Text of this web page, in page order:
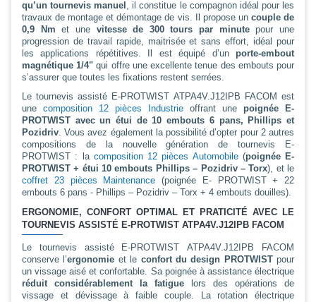
qu’un tournevis manuel , il constitue le compagnon idéal pour les
travaux de montage et démontage de vis. Il propose un couple de
0,9 Nm et une vitesse de 300 tours par minutepour une
progression de travail rapide, maitrisée et sans effort, idéal pour
les applications répétitives. Il est équipé d’unporte-embout
magnétique 1/4" qui offre une excellente tenue des embouts pour
s’assurer que toutes les fixations restent serrées.
Le tournevis assisté E-PROTWIST ATPA4V.J12IPB FACOM est
une composition 12 pièces Industrie offrant une poignée E-
PROTWIST avec un étui de 10 embouts 6 pans, Phillips et
Pozidriv. Vous avez également la possibilité d’opter pour 2 autres
compositions de la nouvelle génération de tournevis E-
PROTWIST : la composition 12 pièces Automobile(poignée E-
PROTWIST + étui 10 embouts Phillips – Pozidriv – Torx), et le
coffret 23 pièces Maintenance (poignée E- PROTWIST + 22
embouts 6 pans - Phillips – Pozidriv – Torx + 4 embouts douilles).
ERGONOMIE, CONFORT OPTIMAL ET PRATICITÉ AVEC LE
TOURNEVIS ASSISTÉ E-PROTWIST ATPA4V.J12IPB FACOM
Le tournevis assisté E-PROTWIST ATPA4V.J12IPB FACOM
conserve l’ergonomie et le confort du design PROTWISTpour
un vissage aisé et confortable. Sa poignée à assistance électrique
réduit considérablement la fatigue lors des opérations de
vissage et dévissage à faible couple. La rotation électrique